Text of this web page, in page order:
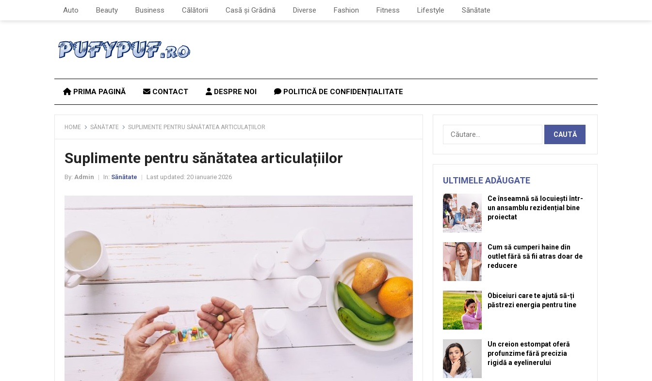
Auto Beauty Business Călătorii Casă și Grădină Diverse Fashion Fitness Lifestyle Sănătate
PRIMA PAGINĂ CONTACT DESPRE NOI POLITICĂ DE CONFIDENȚIALITATE
HOME SĂNĂTATE SUPLIMENTE PENTRU SĂNĂTATEA ARTICULAȚIILOR
Suplimente pentru sănătatea articulațiilor
By: Admin In: Sănătate Last updated: 20 ianuarie 2026
Caută
după:
ULTIMELE ADĂUGATE
Ce înseamnă să locuiești într-
un ansamblu rezidențial bine
proiectat
Cum să cumperi haine din
outlet fără să fii atras doar de
reducere
Obiceiuri care te ajută să-ți
păstrezi energia pentru tine
Un creion estompat oferă
profunzime fără precizia
rigidă a eyelinerului